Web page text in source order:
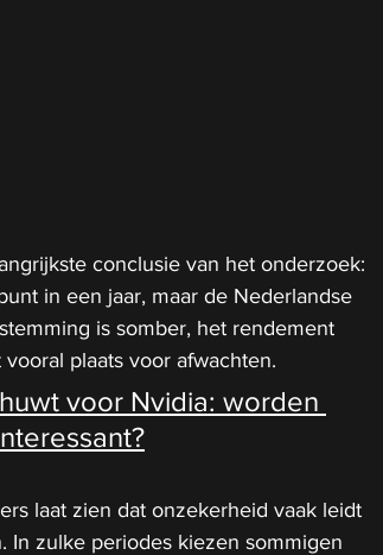
conclusie van het onderzoek:
in een jaar, maar de Nederlandse
is somber, het rendement
plaats voor afwachten.
voor Nvidia: worden
laat zien dat onzekerheid vaak leidt
In zulke periodes kiezen sommigen